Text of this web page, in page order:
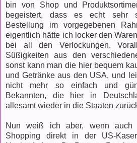
bin von Shop und
begeistert, dass es echt sehr
Bestellung im vorgegebenen
eigentlich hätte ich locker den
bei all den Verlockungen.
Süßigkeiten aus den
sonst kann man die hier bequem
und Getränke aus den USA, und
nicht mehr so einfach und
Bekannten, die hier in
allesamt wieder in die Staaten
Nun weiß ich aber, wenn
Shopping direkt in der US-